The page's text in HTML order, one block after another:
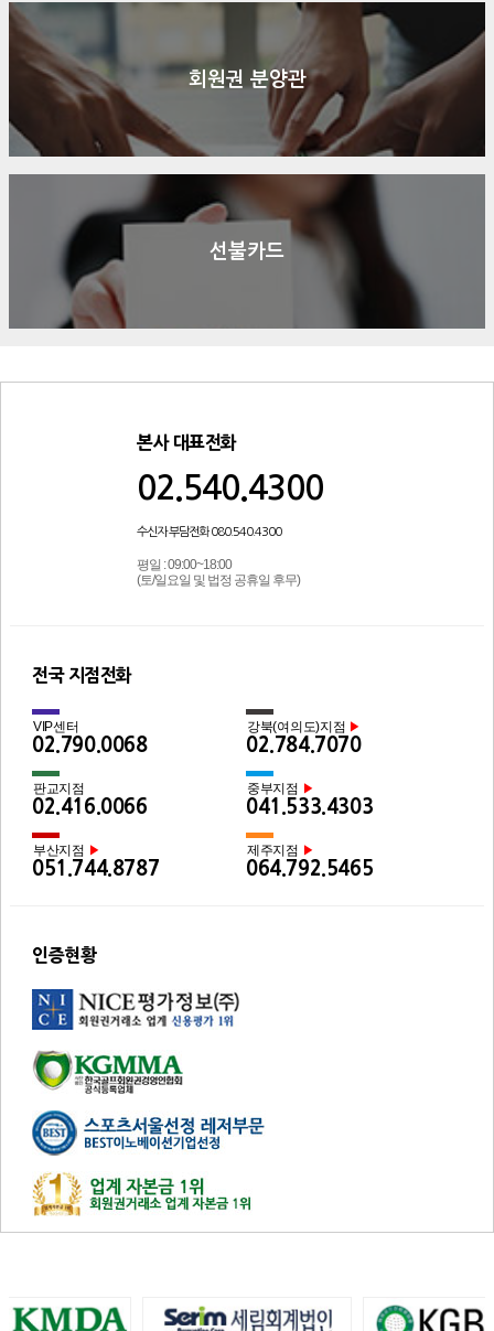
회원권 분양관
선불카드
본사 대표전화
02.540.4300
수신자 부담전화 080.540.4300
평일 : 09:00~18:00
(토/일요일 및 법정 공휴일 후무)
전국 지점전화
VIP센터
02.790.0068
강북(여의도)지점 ▶
02.784.7070
판교지점
02.416.0066
중부지점 ▶
041.533.4303
부산지점 ▶
051.744.8787
제주지점 ▶
064.792.5465
인증현황